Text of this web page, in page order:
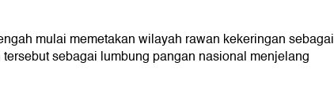
mulai memetakan wilayah rawan kekeringan sebagai
sebagai lumbung pangan nasional menjelang